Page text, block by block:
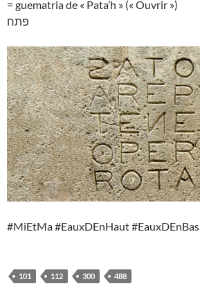
= guematria de « Pata’h » (« Ouvrir »)
פתח
#MiEtMa #EauxDEnHaut #EauxDEnBas
101 112 300 488